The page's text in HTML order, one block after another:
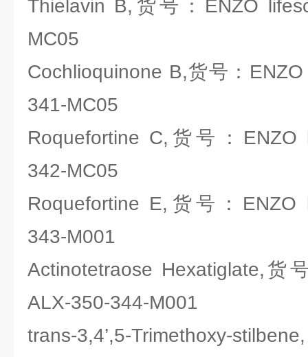
Thielavin B,货号：ENZO
MC05
Cochlioquinone B,货号：
341-MC05
Roquefortine C,货号：ENZO
342-MC05
Roquefortine E,货号：ENZO
343-M001
Actinotetraose Hexatiglate,货
ALX-350-344-M001
trans-3,4’,5-Trimethoxy-